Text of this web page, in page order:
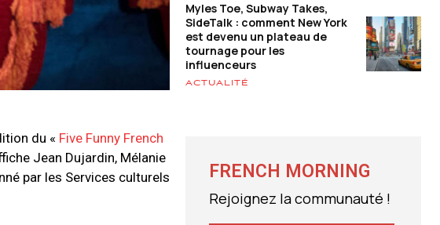
du « Five Funny French
Jean Dujardin, Mélanie
par les Services culturels
Myles Toe, Subway Takes,
SideTalk : comment New York
est devenu un plateau de
tournage pour les
influenceurs
ACTUALITÉ
FRENCH MORNING
Rejoignez la communauté !